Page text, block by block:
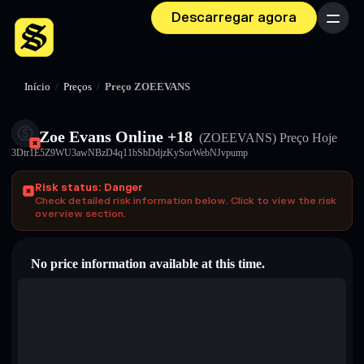
Descarregar agora Menu
Início / Preços / Preço ZOEEVANS
Zoe Evans Online +18 (ZOEEVANS) Preço Hoje
3Dtr1E5Z9WU3awNBzD4q11bSbDdjzKySorWebNJvpump
Risk status: Danger
Check detailed risk information below. Click to view the risk
overview section.
No price information available at this time.